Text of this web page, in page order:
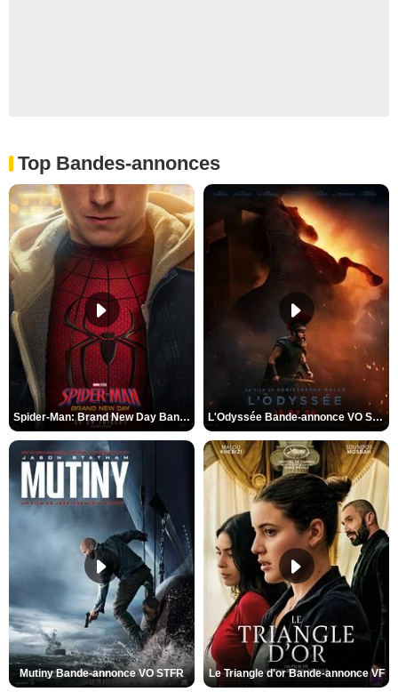
Top Bandes-annonces
Spider-Man: Brand New Day Bande-annonce VO STFR L'Odyssée Bande-annonce VO STFR
Mutiny Bande-annonce VO STFR Le Triangle d'or Bande-annonce VF